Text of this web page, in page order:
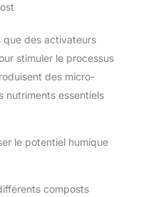
que des activateurs
stimuler le processus
des micro-
nutriments essentiels
le potentiel humique
composts